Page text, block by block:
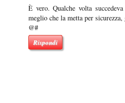
È vero. Qualche volta
meglio che la metta per
@#
Rispondi